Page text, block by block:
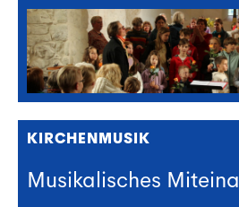
KIRCHENMUSIK
Musikalisches